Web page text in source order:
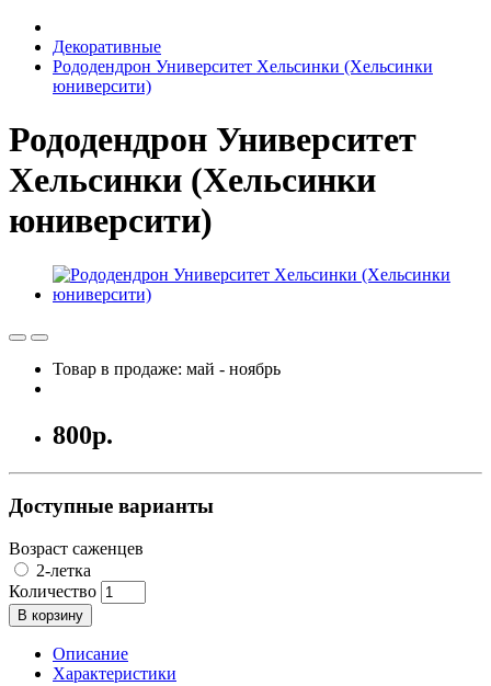
Декоративные
Рододендрон Университет Хельсинки (Хельсинки
юниверсити)
Рододендрон Университет
Хельсинки (Хельсинки
юниверсити)
Товар в продаже: май - ноябрь
800р.
Доступные варианты
Возраст саженцев
2-летка
Количество
В корзину
Описание
Характеристики